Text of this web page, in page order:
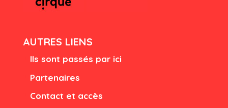
AUTRES LIENS
Ils sont passés par ici
Partenaires
Contact et accès